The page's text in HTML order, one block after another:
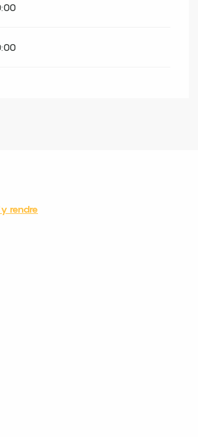
rendre